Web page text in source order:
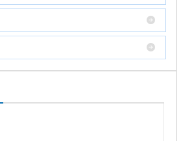

